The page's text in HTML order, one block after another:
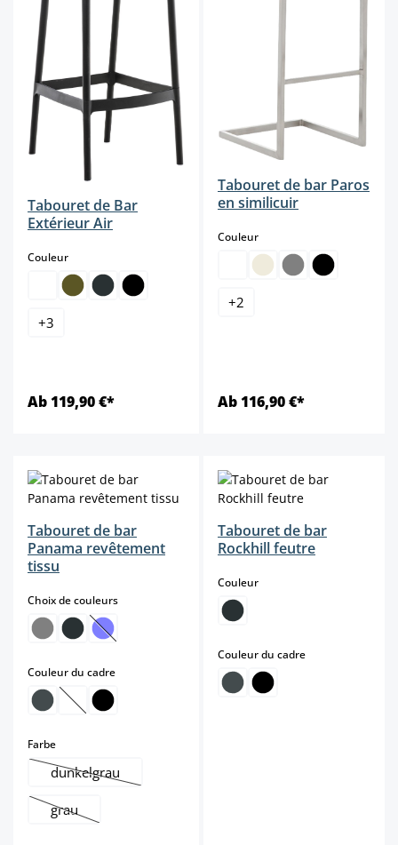
Tabouret de Bar
Extérieur Air
Couleurselect
+3
Ab 119,90 €*
Tabouret de bar Paros
en similicuir
Couleurselect
+2
Ab 116,90 €*
Tabouret de bar
Panama revêtement
tissu
Choix de couleursselect
(Cette option n'est pas disponible pour le moment.)
Couleur du cadreselect
(Cette option n'est pas disponible pour le moment.)
Farbeselect
dunkelgrau
(Cette option n'est pas disponible pour le moment.)
grau
(Cette option n'est pas disponible pour le moment.)
Tabouret de bar
Rockhill feutre
Couleurselect
Couleur du cadreselect